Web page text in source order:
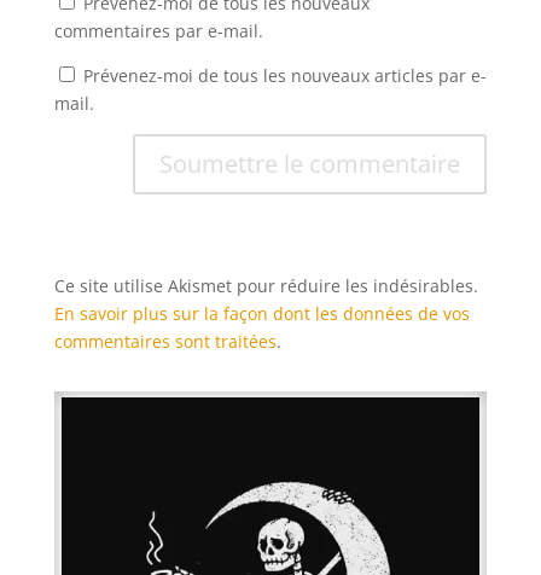
commentaires par e-mail.
Prévenez-moi de tous les nouveaux articles par e-
mail.
Soumettre le commentaire
Ce site utilise Akismet pour réduire les indésirables.
En savoir plus sur la façon dont les données de vos
commentaires sont traitées.